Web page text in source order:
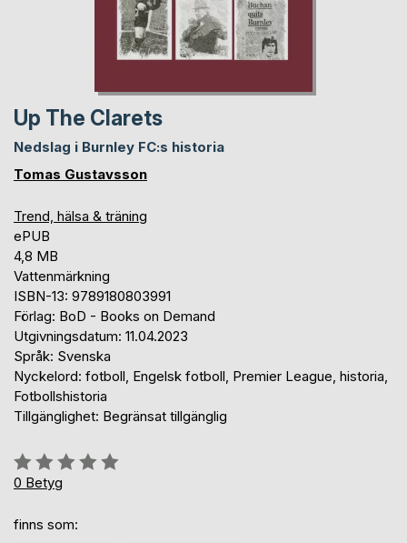
Up The Clarets
Nedslag i Burnley FC:s historia
Tomas Gustavsson
Trend, hälsa & träning
ePUB
4,8 MB
Vattenmärkning
ISBN-13: 9789180803991
Förlag: BoD - Books on Demand
Utgivningsdatum: 11.04.2023
Språk: Svenska
Nyckelord: fotboll, Engelsk fotboll, Premier League, historia,
Fotbollshistoria
Tillgänglighet: Begränsat tillgänglig
Betyg::
0%
0 Betyg
finns som: